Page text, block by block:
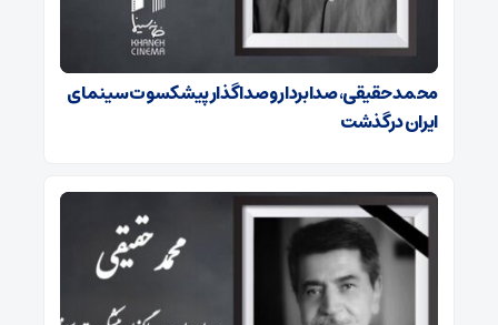
محمد حقیقی، صدابردار و صداگذار پیشکسوت سینمای
ایران درگذشت